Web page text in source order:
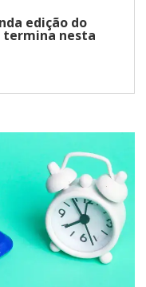
edição do
termina nesta